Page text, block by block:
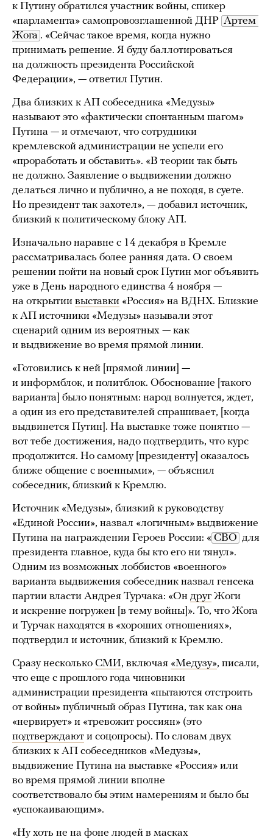
к Путину обратился участник войны, спикер
«парламента» самопровозглашенной ДНР Артем
Жога . «Сейчас такое время, когда нужно
принимать решение. Я буду баллотироваться
на должность президента Российской
Федерации», — ответил Путин.
Два близких к АП собеседника «Медузы»
называют это «фактически спонтанным шагом»
Путина — и отмечают, что сотрудники
кремлевской администрации не успели его
«проработать и обставить». «В теории так быть
не должно. Заявление о выдвижении должно
делаться лично и публично, а не походя, в суете.
Но президент так захотел», — добавил источник,
близкий к политическому блоку АП.
Изначально наравне с 14 декабря в Кремле
рассматривалась более ранняя дата. О своем
решении пойти на новый срок Путин мог объявить
уже в День народного единства 4 ноября —
на открытии выставки «Россия» на ВДНХ. Близкие
к АП источники «Медузы» называли этот
сценарий одним из вероятных — как
и выдвижение во время прямой линии.
«Готовились к ней [прямой линии] —
и информблок, и политблок. Обоснование [такого
варианта] было понятным: народ волнуется, ждет,
а один из его представителей спрашивает, [когда
выдвинется Путин]. На выставке тоже понятно —
вот тебе достижения, надо подтвердить, что курс
продолжится. Но самому [президенту] оказалось
ближе общение с военными», — объяснил
собеседник, близкий к Кремлю.
Источник «Медузы», близкий к руководству
«Единой России», назвал «логичным» выдвижение
Путина на награждении Героев России: « СВО для
президента главное, куда бы кто его ни тянул».
Одним из возможных лоббистов «военного»
варианта выдвижения собеседник назвал генсека
партии власти Андрея Турчака: «Он другЖоги
и искренне погружен [в тему войны]». То, что Жога
и Турчак находятся в «хороших отношениях»,
подтвердил и источник, близкий к Кремлю.
Сразу несколько СМИ, включая «Медузу», писали,
что еще с прошлого года чиновники
администрации президента «пытаются отстроить
от войны» публичный образ Путина, так как она
«нервирует» и «тревожит россиян» (это
подтверждают и соцопросы). По словам двух
близких к АП собеседников «Медузы»,
выдвижение Путина на выставке «Россия» или
во время прямой линии вполне
соответствовало бы этим намерениям и было бы
«успокаивающим».
«Ну хоть не на фоне людей в масках